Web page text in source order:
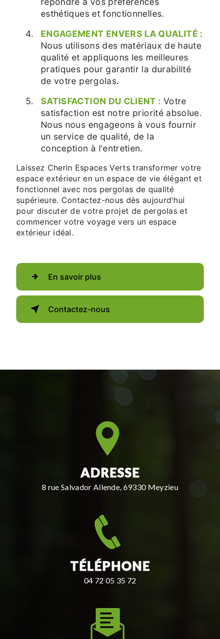
esthétiques et fonctionnelles.
ENGAGEMENT ENVERS LA QUALITÉ :
Nous utilisons des matériaux de haute
qualité et appliquons les meilleures
pratiques pour garantir la durabilité
de votre pergolas.
SATISFACTION DU CLIENT : Votre
satisfaction est notre priorité absolue.
Nous nous engageons à vous fournir
un service de qualité, de la
conception à l'entretien.
Laissez Cherin Espaces Verts transformer votre
espace extérieur en un espace de vie élégant et
fonctionnel avec nos pergolas de qualité
supérieure. Contactez-nous dès aujourd'hui
pour discuter de votre projet de pergolas et
commencer votre voyage vers un espace
extérieur idéal.
En savoir plus
Contactez-nous
ADRESSE
8 rue Salvador Allende, 69330 Meyzieu
TÉLÉPHONE
04 72 05 35 72